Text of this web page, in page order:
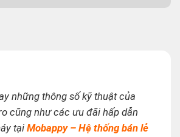
những thông số kỹ thuật của
cũng như các ưu đãi hấp dẫn
tạiMobappy – Hệ thống bán lẻ